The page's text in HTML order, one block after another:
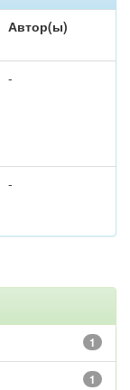
Автор(ы)
-
-
1
1